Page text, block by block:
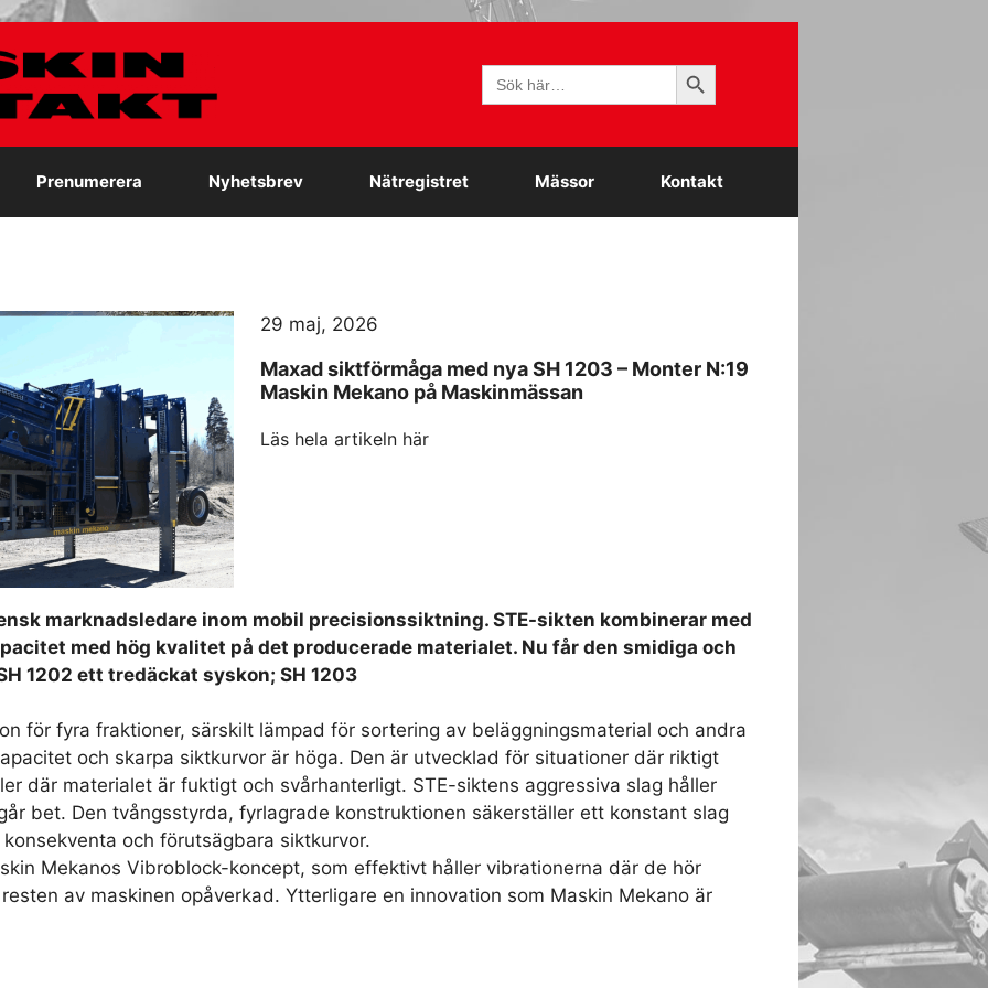
Sök
efter:
Sökknapp
Prenumerera Nyhetsbrev Nätregistret Mässor Kontakt
29 maj, 2026
Maxad siktförmåga med nya SH 1203 – Monter N:19
Maskin Mekano på Maskinmässan
Läs hela artikeln här
marknadsledare inom mobil precisionssiktning. STE-sikten kombinerar med
med hög kvalitet på det producerade materialet. Nu får den smidiga och
1202 ett tredäckat syskon; SH 1203
för fyra fraktioner, särskilt lämpad för sortering av beläggningsmaterial och andra
och skarpa siktkurvor är höga. Den är utvecklad för situationer där riktigt
där materialet är fuktigt och svårhanterligt. STE-siktens aggressiva slag håller
bet. Den tvångsstyrda, fyrlagrade konstruktionen säkerställer ett konstant slag
och förutsägbara siktkurvor.
Mekanos Vibroblock-koncept, som effektivt håller vibrationerna där de hör
av maskinen opåverkad. Ytterligare en innovation som Maskin Mekano är